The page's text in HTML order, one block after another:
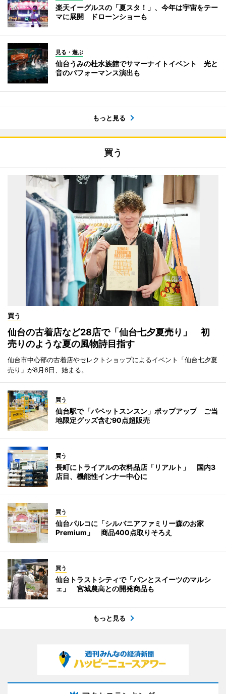
楽天イーグルスの「夏スタ！」、今年は宇宙をテー
マに展開 ドローンショーも
見る・遊ぶ
仙台うみの杜水族館でサマーナイトイベント 光と
音のパフォーマンス演出も
もっと見る
買う
買う
仙台の古着店など28店で「仙台七夕夏売り」 初
売りのような夏の風物詩目指す
仙台市中心部の古着店やセレクトショップによるイベント「仙台七夕夏
売り」が8月6日、始まる。
買う
仙台駅で「パペットスンスン」ポップアップ ご当
地限定グッズ含む90点超販売
買う
長町にトライアルの衣料品店「リアルト」 国内3
店目、機能性インナー中心に
買う
仙台パルコに「シルバニアファミリー森のお家
Premium」 商品400点取りそろえ
買う
仙台トラストシティで「パンとスイーツのマルシ
ェ」 宮城農高との開発商品も
もっと見る